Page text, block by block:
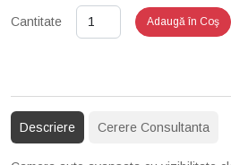
Cantitate Adaugă în Coş
Descriere Cerere Consultanta